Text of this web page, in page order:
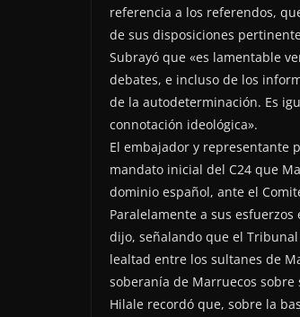
referencia a los referendos,
de sus disposiciones
Subrayó que «es lamentable
debates, e incluso de los
de la autodeterminación. Es
connotación ideológica».
El embajador y representante
mandato inicial del C24 que
dominio español, ante el
Paralelamente a sus
dijo, señalando que el
lealtad entre los sultanes de
soberanía de Marruecos sobre
Hilale recordó que, sobre la